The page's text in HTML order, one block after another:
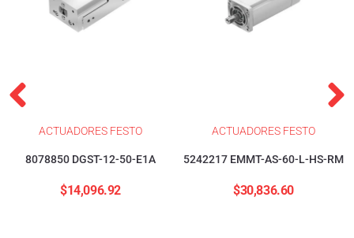
ACTUADORES FESTO
8078850 DGST-12-50-E1A
$14,096.92
ACTUADORES FESTO
5242217 EMMT-AS-60-L-HS-RM
$30,836.60